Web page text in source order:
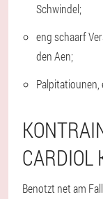
Schwindel;
eng schaarf
den Aen;
Palpitatiounen,
CARDIOL
Benotzt net am